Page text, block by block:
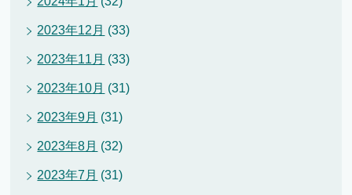
2023年12月 (33)
2023年11月 (33)
2023年10月 (31)
2023年9月 (31)
2023年8月 (32)
2023年7月 (31)